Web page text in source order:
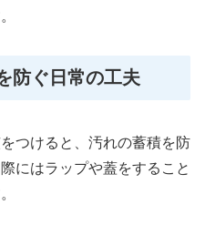
防ぐ日常の工夫
つけると、汚れの蓄積を防
にはラップや蓋をすること